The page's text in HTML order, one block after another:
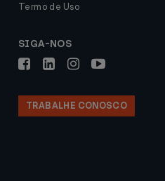
Termo de Uso
SIGA-NOS
TRABALHE CONOSCO